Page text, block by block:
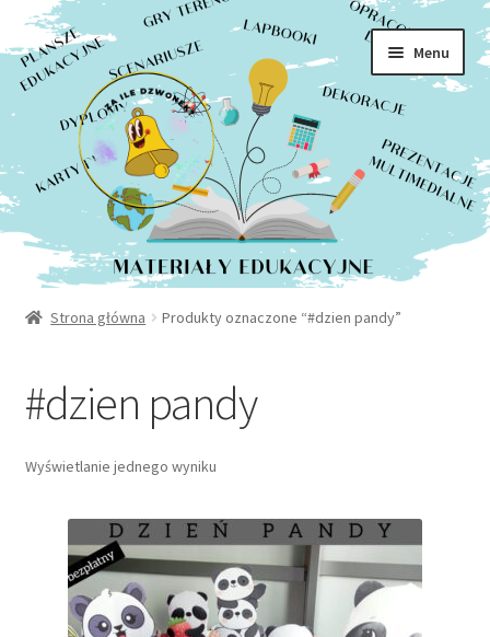
Przejdź
do
nawigacji
Przejdź
do
treści
Menu
Sklep
Rozwiń
menu
Moje konto
Kontakt
Strona główna Produkty oznaczone “#dzien pandy”
#dzien pandy
Wyświetlanie jednego wyniku